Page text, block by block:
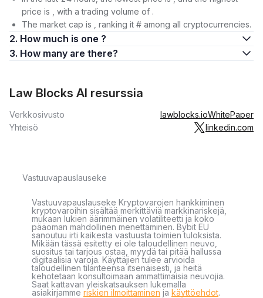
price is , with a trading volume of .
The market cap is , ranking it # among all cryptocurrencies.
2. How much is one ?
3. How many are there?
Law Blocks AI resurssia
Verkkosivusto lawblocks.ioWhitePaper
Yhteisö
linkedin.com
Vastuuvapauslauseke
Vastuuvapauslauseke Kryptovarojen hankkiminen
kryptovaroihin sisältää merkittäviä markkinariskejä,
mukaan lukien äärimmäinen volatiliteetti ja koko
pääoman mahdollinen menettäminen. Bybit EU
sanoutuu irti kaikesta vastuusta toimien tuloksista.
Mikään tässä esitetty ei ole taloudellinen neuvo,
suositus tai tarjous ostaa, myydä tai pitää hallussa
digitaalisia varoja. Käyttäjien tulee arvioida
taloudellinen tilanteensa itsenäisesti, ja heitä
kehotetaan konsultoimaan ammattimaisia neuvojia.
Saat kattavan yleiskatsauksen lukemalla
asiakirjamme riskien ilmoittaminen ja käyttöehdot.